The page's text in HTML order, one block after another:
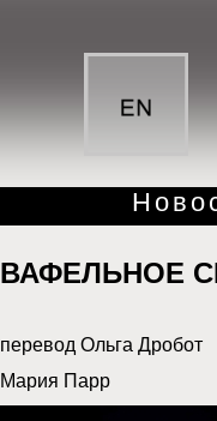
ВАФЕЛЬНОЕ
перевод Ольга Дробот
Мария Парр